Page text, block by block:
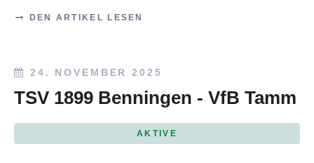
DEN ARTIKEL LESEN
24. NOVEMBER 2025
TSV 1899 Benningen - VfB Tamm
AKTIVE